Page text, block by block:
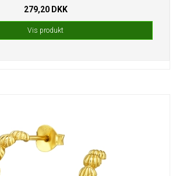
279,20 DKK
Vis produkt